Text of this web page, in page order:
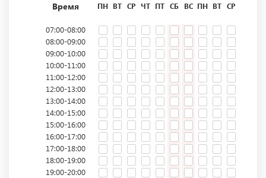
Время
ПН ВТ СР ЧТ ПТ СБ
ВС ПН ВТ СР
07:00-08:00
08:00-09:00
09:00-10:00
10:00-11:00
11:00-12:00
12:00-13:00
13:00-14:00
14:00-15:00
15:00-16:00
16:00-17:00
17:00-18:00
18:00-19:00
19:00-20:00